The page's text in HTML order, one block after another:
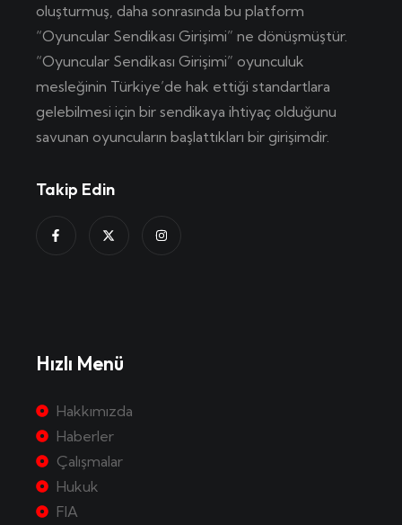
oluşturmuş, daha sonrasında bu platform
“Oyuncular Sendikası Girişimi” ne dönüşmüştür.
“Oyuncular Sendikası Girişimi” oyunculuk
mesleğinin Türkiye’de hak ettiği standartlara
gelebilmesi için bir sendikaya ihtiyaç olduğunu
savunan oyuncuların başlattıkları bir girişimdir.
Takip Edin
Hızlı Menü
Hakkımızda
Haberler
Çalışmalar
Hukuk
FIA